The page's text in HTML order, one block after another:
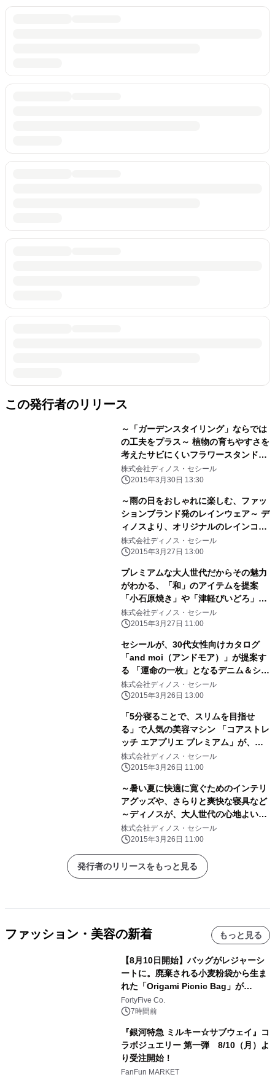
この発行者のリリース
～「ガーデンスタイリング」ならでは
の工夫をプラス～ 植物の育ちやすさを
考えたサビにくいフラワースタンドな
どを新発売 『ガーデンスタイリング』
VOL.30 2015-2016発行
株式会社ディノス・セシール
2015年3月30日 13:30
～雨の日をおしゃれに楽しむ、ファッ
ションブランド発のレインウェア～ デ
ィノスより、オリジナルのレインコー
ト、レインポンチョを新発売
株式会社ディノス・セシール
2015年3月27日 13:00
プレミアムな大人世代だからその魅力
がわかる、「和」のアイテムを提案
「小石原焼き」や「津軽びいどろ」の
モダン食器などを新発売
株式会社ディノス・セシール
2015年3月27日 11:00
セシールが、30代女性向けカタログ
「and moi（アンドモア）」が提案す
る 「運命の一枚」となるデニム＆シャ
ツを新発売
株式会社ディノス・セシール
2015年3月26日 13:00
「5分寝ることで、スリムを目指せ
る」で人気の美容マシン 「コアストレ
ッチ エアプリエ プレミアム」が、進
化して登場！
株式会社ディノス・セシール
2015年3月26日 11:00
～暑い夏に快適に寛ぐためのインテリ
アグッズや、さらりと爽快な寝具など
～ディノスが、大人世代の心地よい
「夏暮らし」のためのアイテムを発売
株式会社ディノス・セシール
2015年3月26日 11:00
発行者のリリースをもっと見る
ファッション・美容の新着 もっと見る
【8月10日開始】バッグがレジャーシ
ートに。廃棄される小麦粉袋から生ま
れた「Origami Picnic Bag」が
Makuakeに登場
FortyFive Co.
7時間前
『銀河特急 ミルキー☆サブウェイ』コ
ラボジュエリー 第一弾 8/10（月）よ
り受注開始！
FanFun MARKET